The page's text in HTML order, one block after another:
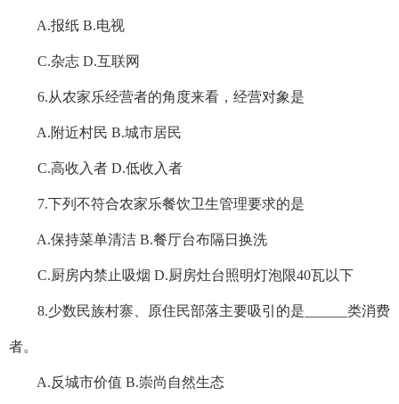
A.报纸 B.电视
C.杂志 D.互联网
6.从农家乐经营者的角度来看，经营对象是
A.附近村民 B.城市居民
C.高收入者 D.低收入者
7.下列不符合农家乐餐饮卫生管理要求的是
A.保持菜单清洁 B.餐厅台布隔日换洗
C.厨房内禁止吸烟 D.厨房灶台照明灯泡限40瓦以下
8.少数民族村寨、原住民部落主要吸引的是______类消费
者。
A.反城市价值 B.崇尚自然生态